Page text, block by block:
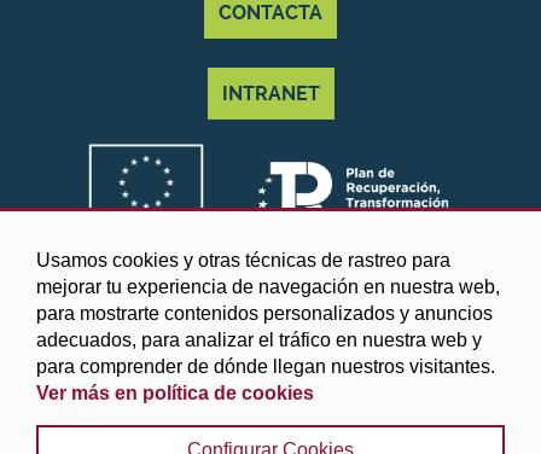
Usamos cookies y otras técnicas de rastreo para
mejorar tu experiencia de navegación en nuestra web,
para mostrarte contenidos personalizados y anuncios
adecuados, para analizar el tráfico en nuestra web y
para comprender de dónde llegan nuestros visitantes.
Ver más en política de cookies
Configurar Cookies
CONTACTA
INTRANET
©2025 Diputación de Granada